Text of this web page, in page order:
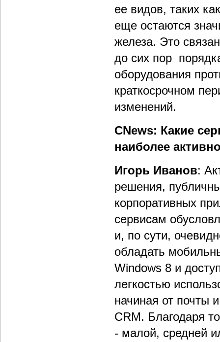
ее видов, таких
еще остаются
железа. Это
до сих пор
оборудования
краткосрочном
изменений.
CNews: Какие
наиболее
Игорь Иванов:
решения,
корпоративных
сервисам
и, по сути,
обладать
Windows 8 и
легкостью
начиная от почты
CRM. Благодаря
- малой, средней